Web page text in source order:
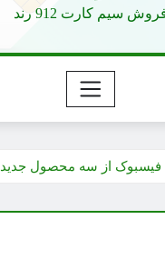
سیم کارت 912 رند
فیسبوک از سه محصول جدید